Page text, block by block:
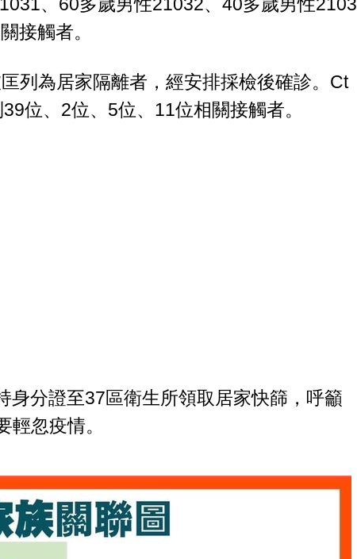
接觸者。
列為居家隔離者，經安排採檢後確診。Ct
位、2位、5位、11位相關接觸者。
分證至37區衛生所領取居家快篩，呼籲
忽疫情。